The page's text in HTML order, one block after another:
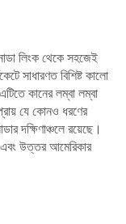
লিংক থেকে সহজেই
সাধারণত বিশিষ্ট কালো
কানের লম্বা লম্বা
প্রায় যে কোনও ধরণের
দক্ষিণাঞ্চলে রয়েছে।
এবং উত্তর আমেরিকার